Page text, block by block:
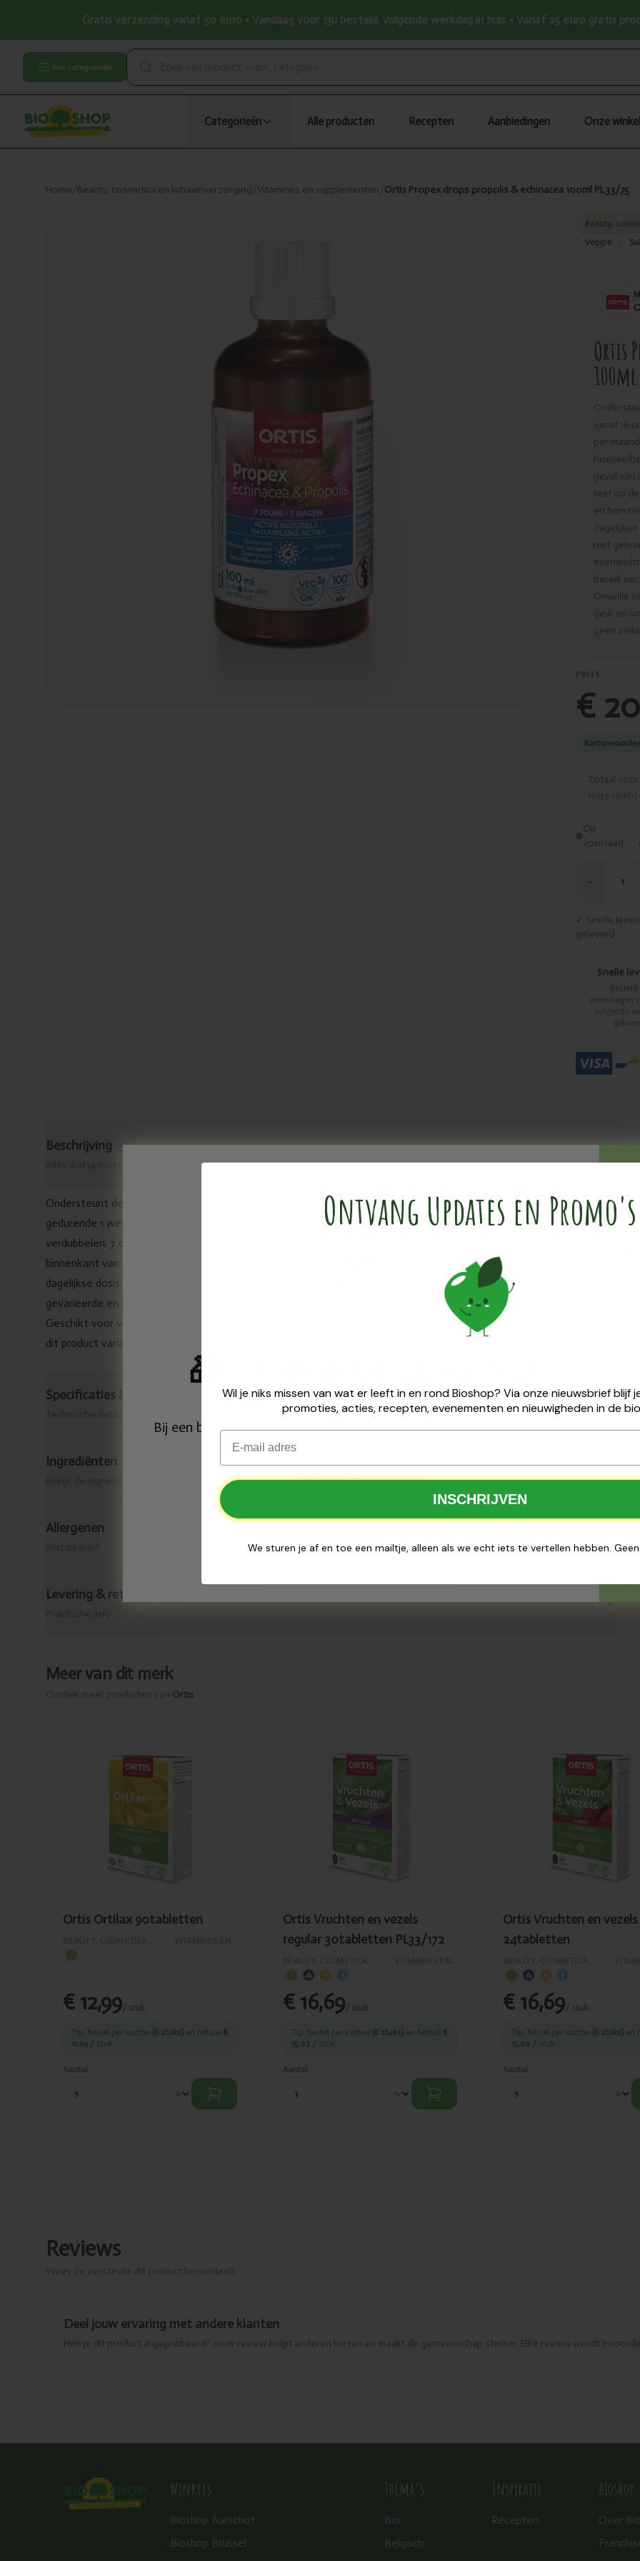
Gratis verzending vanaf 50 euro • Vandaag voor 13u besteld, volgende werkdag in huis • Vanaf 25 euro gratis
Alle categorieën
Categorieën Alle producten Recepten Aanbiedingen Onze
Home Beauty, cosmetica en lichaamverzorging Vitamines en supplementen Ortis Propex drops propolis & echinacea 100ml PL33/75
Beauty,
Veggie
Ortis
vanaf 16
per
geval van
test op
en
niet
bereik
Omwille
geur en
geen
PRIJS
€
Totaal voor
Op
voorraad
− 1
✓ Snelle
geleverd
Snelle
Besteld
weekdagen
volgende
Beschrijving
Ondersteunt de natuurlijke weerstand. Volwassenen en kinderen vanaf 16 jaar: 3 x 30 druppels/dag. Vanaf de herfst,
gedurende 1 week per maand 3 x 30 druppels/dag. Bij de eerste gewaarwordingen de hoeveelheid gedurende 3 dagen
verdubbelen. 7 dagen. Afgeraden in geval van allergie voor bijenproducten of astma. In geval van twijfel, test op de
binnenkant van de pols. Niet gebruiken bij zwangerschap en borstvoeding. Maakt vlekken op kleding. De aanbevolen
dagelijkse dosis niet overschrijden. Voedingssupplementen mogen niet gebruikt worden ter vervanging van een
gevarieerde en evenwichtige voeding, noch van een gezonde levensstijl. Buiten het bereik van jonge kinderen houden.
Geschikt voor vegetariërs. Omwille van het gebruik van natuurlijke ingrediënten kunnen de kleur, geur en smaak van
dit product variaties vertonen. Dit heeft echter geen invloed op de kwaliteit noch op de werkzaamheid.
Specificaties & herkomst
Ingrediënten
Allergenen
Levering & retour
Meer van dit merk
Ontdek meer producten van Ortis
Toegevoegd
Ortis Ortilax
Ortis Ortilax 90tabletten
€ 12,99/ stuk
Tip: bestel per karton (6 stuks) en betaal €
11,69 / stuk
Aantal
Toegevoegd
Ortis Vruchten
en vezels
Ortis Vruchten en vezels
regular 30tabletten PL33/172
€ 16,69/ stuk
Tip: bestel per karton (6 stuks) en betaal €
15,02 / stuk
Aantal
Toegevoegd
Ortis Vruchten
en vezels forte
24tabletten
Ortis Vruchten en
24tabletten
€ 16,69/ stuk
Tip: bestel per karton (6 stuks) en
15,02 / stuk
Aantal
Reviews
Deel jouw ervaring met andere klanten
Heb je dit product al geprobeerd? Jouw review helpt anderen kiezen en maakt de gemeenschap sterker. Elke review wordt
Winkels
Bioshop Aarschot
Bioshop Brussel
Thema’s
Bio
Belgisch
Inspiratie
Recepten
Bioshop
Over
🎁
Bij een bestelling vanaf € 25 ontvang je gratis ceremoniële matcha van
✅100 % biologisch
Zolang de voorraad strekt
Bestel nu
Ontvang Updates en Promo's
Wil je niks missen van wat er leeft in en rond Bioshop? Via onze nieuwsbrief blijf
promoties, acties, recepten, evenementen en nieuwigheden in de
Email
INSCHRIJVEN
We sturen je af en toe een mailtje, alleen als we echt iets te vertellen hebben.